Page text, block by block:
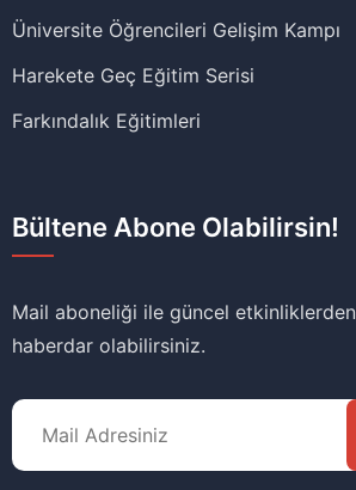
Üniversite Öğrencileri Gelişim Kampı
Harekete Geç Eğitim Serisi
Farkındalık Eğitimleri
Bültene Abone Olabilirsin!
Mail aboneliği ile güncel etkinliklerden
haberdar olabilirsiniz.